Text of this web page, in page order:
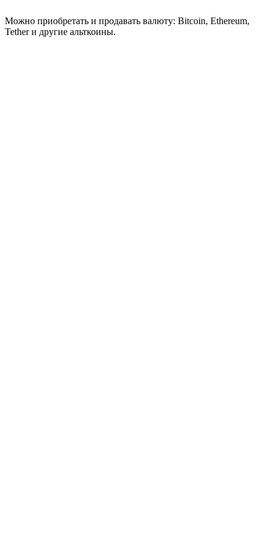
Можно приобретать и продавать валюту: Bitcoin, Ethereum,
Tether и другие альткоины.